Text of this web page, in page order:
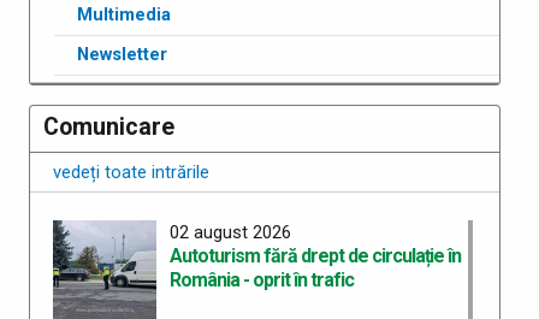
Multimedia
Newsletter
Comunicare
vedeți toate intrările
02 august 2026
Autoturism fără drept de circulație în
România - oprit în trafic